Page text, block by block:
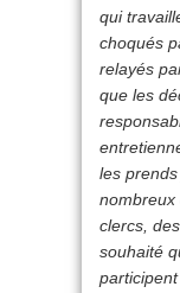
qui
choqués
relayés
que les
les
nombreux
clercs,
souhaité